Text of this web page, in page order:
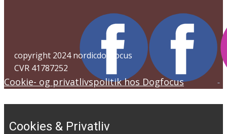
copyright 2024 nordicdogfocus
CVR 41787252
Cookie- og privatlivspolitik hos Dogfocus
Cookies & Privatliv